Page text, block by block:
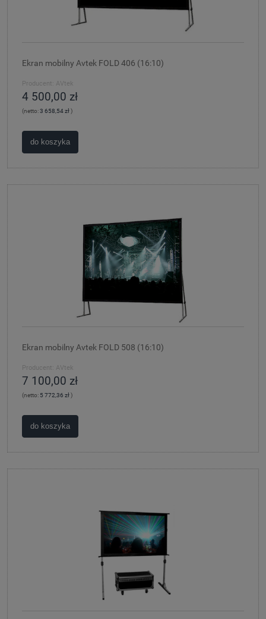
Ekran mobilny Avtek FOLD 406 (16:10)
Producent: AVtek
4 500,00 zł
(netto:3 658,54 zł)
do koszyka
Ekran mobilny Avtek FOLD 508 (16:10)
Producent: AVtek
7 100,00 zł
(netto: 5 772,36 zł)
do koszyka